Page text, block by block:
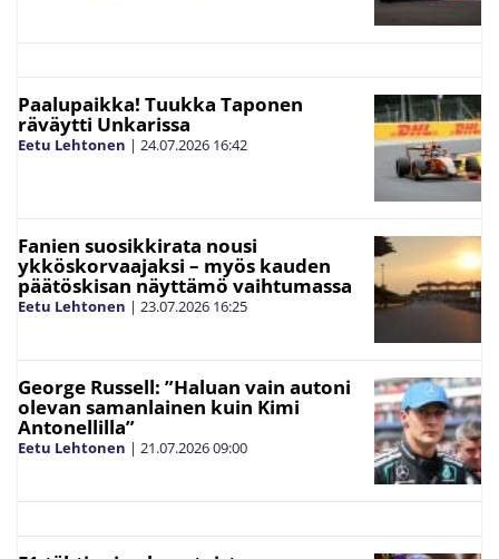
Paalupaikka! Tuukka Taponen
räväytti Unkarissa
Eetu Lehtonen | 24.07.2026 16:42
Fanien suosikkirata nousi
ykköskorvaajaksi – myös kauden
päätöskisan näyttämö vaihtumassa
Eetu Lehtonen | 23.07.2026 16:25
George Russell: ”Haluan vain autoni
olevan samanlainen kuin Kimi
Antonellilla”
Eetu Lehtonen | 21.07.202609:00